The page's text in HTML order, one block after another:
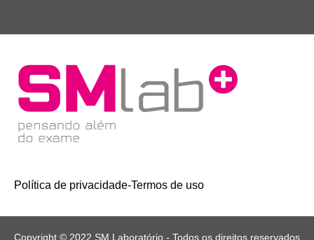
Política de privacidade-Termos de uso
Copyright © 2022 SM Laboratório - Todos os direitos reservados